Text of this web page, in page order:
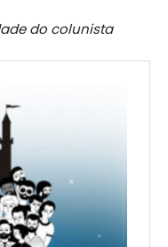
do colunista